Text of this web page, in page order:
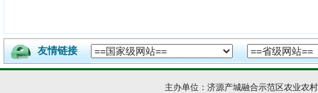
友情链接
主办单位：济源产城融合示范区农业